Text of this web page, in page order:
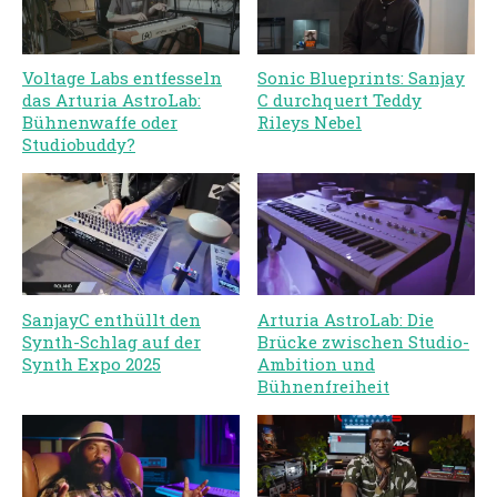
Voltage Labs entfesseln
das Arturia AstroLab:
Bühnenwaffe oder
Studiobuddy?
Sonic Blueprints: Sanjay
C durchquert Teddy
Rileys Nebel
SanjayC enthüllt den
Synth-Schlag auf der
Synth Expo 2025
Arturia AstroLab: Die
Brücke zwischen Studio-
Ambition und
Bühnenfreiheit